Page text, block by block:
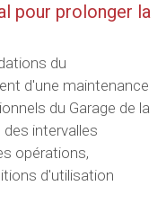
pour prolonger la
du
d'une maintenance
du Garage de la
intervalles
opérations,
d'utilisation